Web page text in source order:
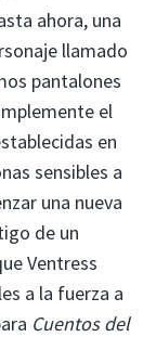
ahora, una
llamado
pantalones
el
en
sensibles a
una nueva
de un
Ventress
a la fuerza a
Cuentos del